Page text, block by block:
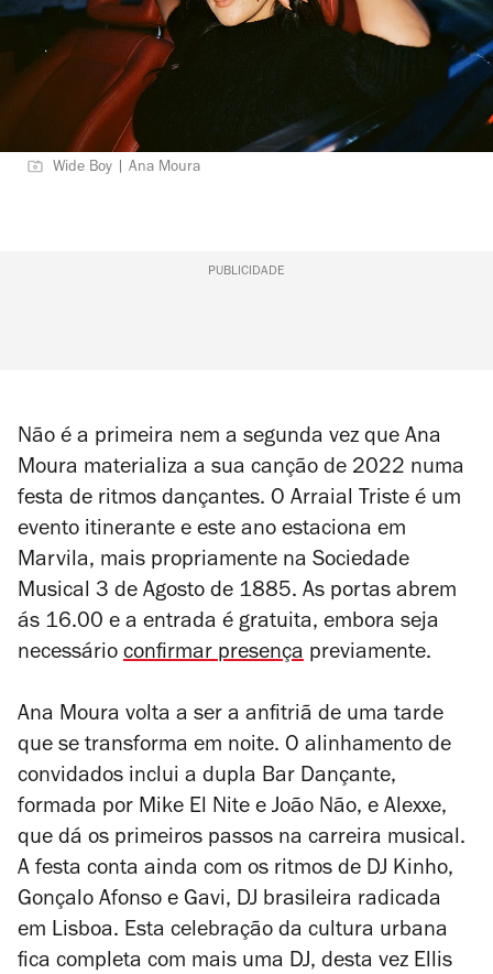
Wide Boy | Ana Moura
PUBLICIDADE
Não é a primeira nem a segunda vez que Ana
Moura materializa a sua canção de 2022 numa
festa de ritmos dançantes. O Arraial Triste é um
evento itinerante e este ano estaciona em
Marvila, mais propriamente na Sociedade
Musical 3 de Agosto de 1885. As portas abrem
ás 16.00 e a entrada é gratuita, embora seja
necessário confirmar presença previamente.
Ana Moura volta a ser a anfitriã de uma tarde
que se transforma em noite. O alinhamento de
convidados inclui a dupla Bar Dançante,
formada por Mike El Nite e João Não, e Alexxe,
que dá os primeiros passos na carreira musical.
A festa conta ainda com os ritmos de DJ Kinho,
Gonçalo Afonso e Gavi, DJ brasileira radicada
em Lisboa. Esta celebração da cultura urbana
fica completa com mais uma DJ, desta vez Ellis